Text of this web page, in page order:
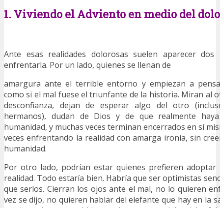
1. Viviendo el Adviento en medio del
Ante esas realidades dolorosas suelen aparecer
enfrentarla. Por un lado, quienes se llenan de
amargura ante el terrible entorno y empiezan a
como si el mal fuese el triunfante de la historia. Miran al
desconfianza, dejan de esperar algo del otro
hermanos), dudan de Dios y de que realmente
humanidad, y muchas veces terminan encerrados en sí
veces enfrentando la realidad con amarga ironía, sin
humanidad.
Por otro lado, podrían estar quienes prefieren
realidad. Todo estaría bien. Habría que ser optimistas
que serlos. Cierran los ojos ante el mal, no lo quieren
vez se dijo, no quieren hablar del elefante que hay en la